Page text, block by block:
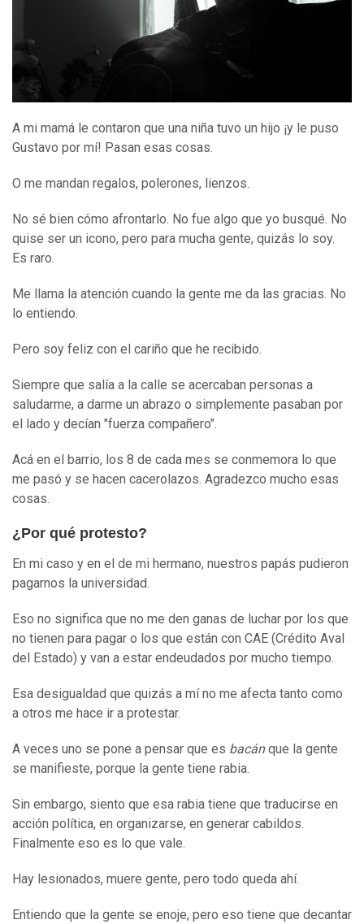
A mi mamá le contaron que una niña tuvo un hijo ¡y le puso
Gustavo por mí! Pasan esas cosas.
O me mandan regalos, polerones, lienzos.
No sé bien cómo afrontarlo. No fue algo que yo busqué. No
quise ser un icono, pero para mucha gente, quizás lo soy.
Es raro.
Me llama la atención cuando la gente me da las gracias. No
lo entiendo.
Pero soy feliz con el cariño que he recibido.
Siempre que salía a la calle se acercaban personas a
saludarme, a darme un abrazo o simplemente pasaban por
el lado y decían "fuerza compañero".
Acá en el barrio, los 8 de cada mes se conmemora lo que
me pasó y se hacen cacerolazos. Agradezco mucho esas
cosas.
¿Por qué protesto?
En mi caso y en el de mi hermano, nuestros papás pudieron
pagarnos la universidad.
Eso no significa que no me den ganas de luchar por los que
no tienen para pagar o los que están con CAE (Crédito Aval
del Estado) y van a estar endeudados por mucho tiempo.
Esa desigualdad que quizás a mí no me afecta tanto como
a otros me hace ir a protestar.
A veces uno se pone a pensar que es bacánque la gente
se manifieste, porque la gente tiene rabia.
Sin embargo, siento que esa rabia tiene que traducirse en
acción política, en organizarse, en generar cabildos.
Finalmente eso es lo que vale.
Hay lesionados, muere gente, pero todo queda ahí.
Entiendo que la gente se enoje, pero eso tiene que decantar